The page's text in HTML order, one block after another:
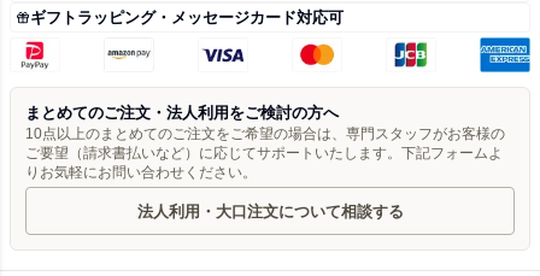
ギフトラッピング・メッセージカード対応可
まとめてのご注文・法人利用をご検討の方へ
10点以上のまとめてのご注文をご希望の場合は、専門スタッフがお客様の
ご要望（請求書払いなど）に応じてサポートいたします。下記フォームよ
りお気軽にお問い合わせください。
法人利用・大口注文について相談する